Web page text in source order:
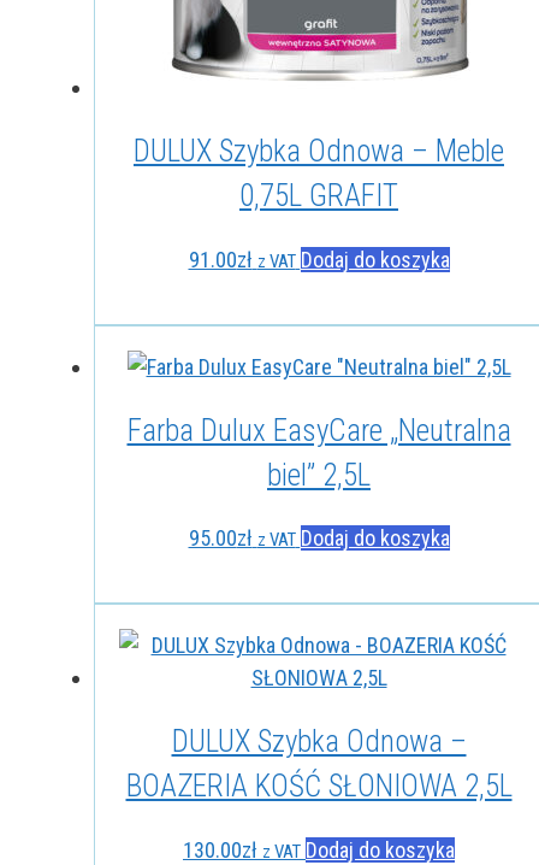
DULUX Szybka Odnowa – Meble
0,75L GRAFIT
91.00zł z VAT Dodaj do koszyka
Farba Dulux EasyCare „Neutralna
biel” 2,5L
95.00zł z VAT Dodaj do koszyka
DULUX Szybka Odnowa –
BOAZERIA KOŚĆ SŁONIOWA 2,5L
130.00zł z VAT Dodaj do koszyka